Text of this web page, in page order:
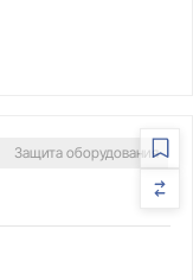
Защита оборудования